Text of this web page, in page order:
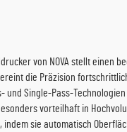
von NOVA stellt
die Präzision
und Single-Pass-
vorteilhaft in
indem sie automatisch